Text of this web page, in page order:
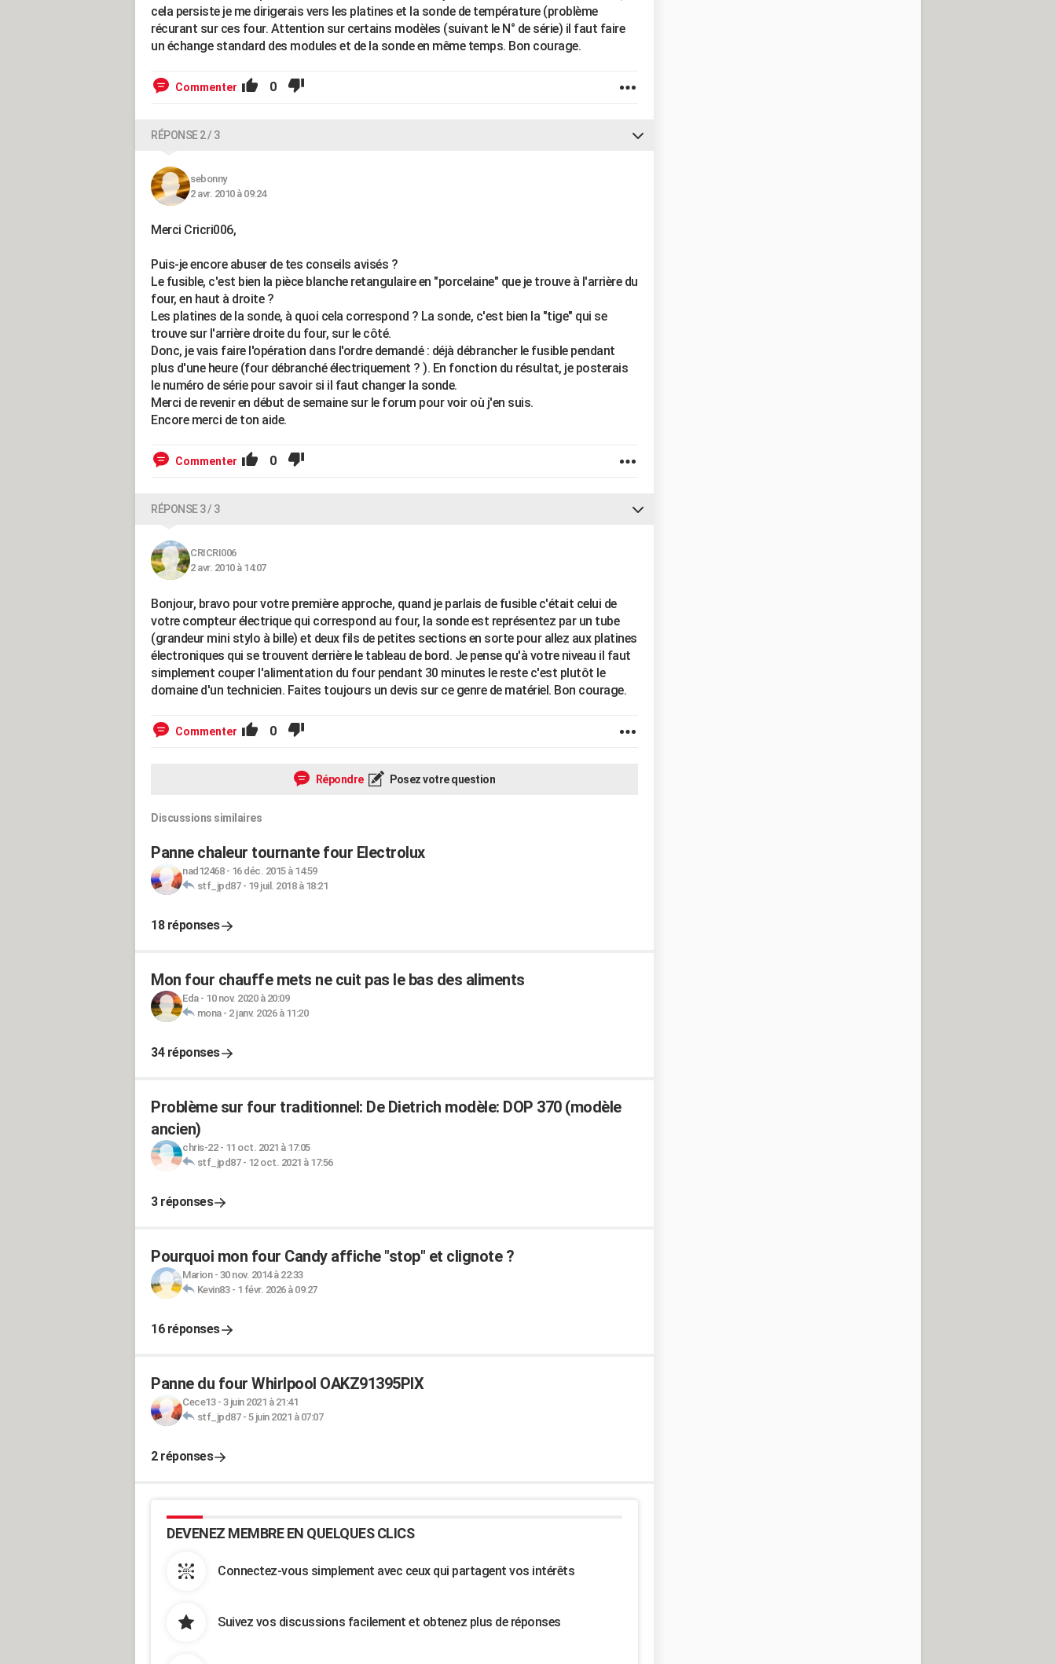
cela persiste je me dirigerais vers les platines et la sonde de température (problème
récurant sur ces four. Attention sur certains modèles (suivant le N° de série) il faut faire
un échange standard des modules et de la sonde en même temps. Bon courage.
Commenter 0
RÉPONSE 2 / 3
sebonny
2 avr. 2010 à 09:24
Merci Cricri006,
Puis-je encore abuser de tes conseils avisés ?
Le fusible, c'est bien la pièce blanche retangulaire en "porcelaine" que je trouve à l'arrière du
four, en haut à droite ?
Les platines de la sonde, à quoi cela correspond ? La sonde, c'est bien la "tige" qui se
trouve sur l'arrière droite du four, sur le côté.
Donc, je vais faire l'opération dans l'ordre demandé : déjà débrancher le fusible pendant
plus d'une heure (four débranché électriquement ? ). En fonction du résultat, je posterais
le numéro de série pour savoir si il faut changer la sonde.
Merci de revenir en début de semaine sur le forum pour voir où j'en suis.
Encore merci de ton aide.
Commenter 0
RÉPONSE 3 / 3
CRICRI006
2 avr. 2010 à 14:07
Bonjour, bravo pour votre première approche, quand je parlais de fusible c'était celui de
votre compteur électrique qui correspond au four, la sonde est représentez par un tube
(grandeur mini stylo à bille) et deux fils de petites sections en sorte pour allez aux platines
électroniques qui se trouvent derrière le tableau de bord. Je pense qu'à votre niveau il faut
simplement couper l'alimentation du four pendant 30 minutes le reste c'est plutôt le
domaine d'un technicien. Faites toujours un devis sur ce genre de matériel. Bon courage.
Commenter 0
Répondre Posez votre question
Discussions similaires
Panne chaleur tournante four Electrolux
nad12468- 16 déc. 2015 à 14:59
stf_jpd87- 19 juil. 2018 à 18:21
18 réponses
Mon four chauffe mets ne cuit pas le bas des aliments
Eda- 10 nov. 2020 à 20:09
mona- 2 janv. 2026 à 11:20
34 réponses
Problème sur four traditionnel: De Dietrich modèle: DOP 370 (modèle
ancien)
chris-22- 11 oct. 2021 à 17:05
stf_jpd87- 12 oct. 2021 à 17:56
3 réponses
Pourquoi mon four Candy affiche "stop" et clignote ?
Marion- 30 nov. 2014 à 22:33
Kevin83- 1 févr. 2026 à 09:27
16 réponses
Panne du four Whirlpool OAKZ91395PIX
Cece13- 3 juin 2021 à 21:41
stf_jpd87- 5 juin 2021 à 07:07
2 réponses
DEVENEZ MEMBRE EN QUELQUES CLICS
Connectez-vous simplement avec ceux qui partagent vos intérêts
Suivez vos discussions facilement et obtenez plus de réponses